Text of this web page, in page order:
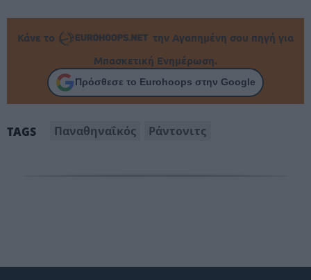
Κάνε το
την Αγαπημένη σου πηγή για
Μπασκετική Ενημέρωση.
Πρόσθεσε το Eurohoops στην Google
TAGS Παναθηναΐκός Ράντονιτς